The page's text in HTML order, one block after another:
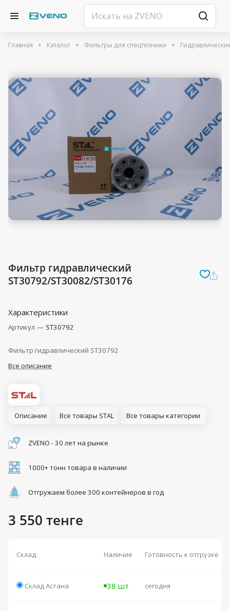
Главная Каталог Фильтры для спецтехники
Фильтр гидравлический
ST30792/ST30082/ST30176
Характеристики
Артикул — ST30792
Фильтр гидравлический ST30792
Все описание
Описание Все товары STAL Все товары категории
ZVENO - 30 лет на рынке
1000+ тонн товара в наличии
Отгружаем более 300 контейнеров в год
3 550 тенге
Склад Наличие Готовность к отгрузке
Склад Астана 38 шт сегодня